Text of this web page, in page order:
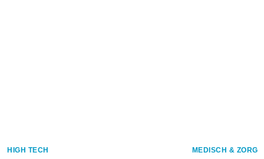
HIGH TECH MEDISCH & ZORG